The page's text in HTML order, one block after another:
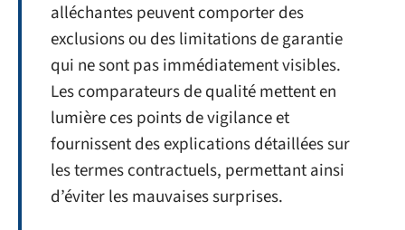
alléchantes peuvent comporter des
exclusions ou des limitations de garantie
qui ne sont pas immédiatement visibles.
Les comparateurs de qualité mettent en
lumière ces points de vigilance et
fournissent des explications détaillées sur
les termes contractuels, permettant ainsi
d’éviter les mauvaises surprises.